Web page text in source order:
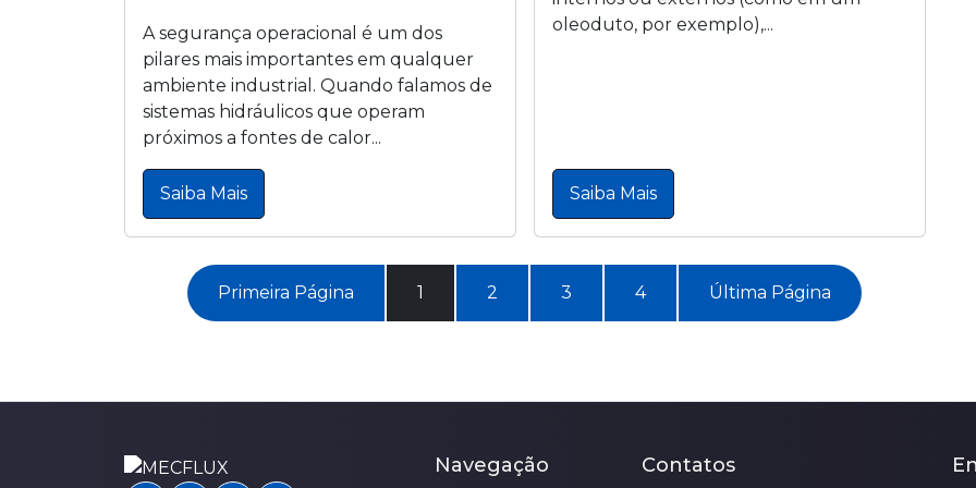
A segurança operacional é um dos
pilares mais importantes em qualquer
ambiente industrial. Quando falamos de
sistemas hidráulicos que operam
próximos a fontes de calor...
Saiba Mais
oleoduto, por exemplo),...
Saiba Mais
Primeira Página 1 2 3 4 Última Página
Navegação Contatos